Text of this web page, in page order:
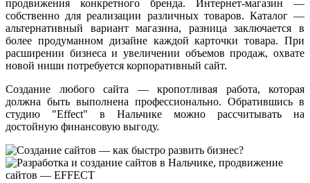
продвижения конкретного бренда. Интернет-магазин —
собственно для реализации различных товаров. Каталог —
альтернативный вариант магазина, разница заключается в
более продуманном дизайне каждой карточки товара. При
расширении бизнеса и увеличении объемов продаж, охвате
новой ниши потребуется корпоративный сайт.
Создание любого сайта — кропотливая работа, которая
должна быть выполнена профессионально. Обратившись в
студию "Effect" в Нальчике можно рассчитывать на
достойную финансовую выгоду.